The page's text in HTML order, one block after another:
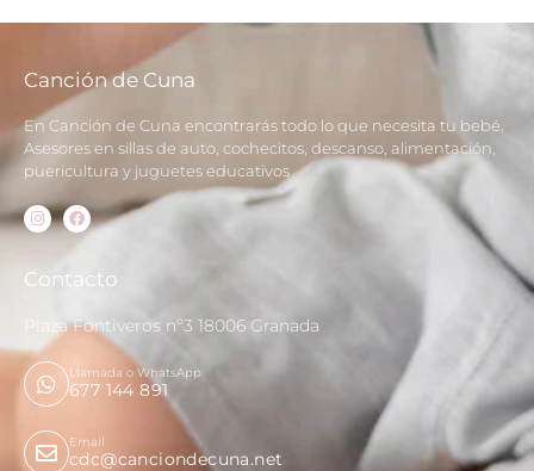
Canción de Cuna
En Canción de Cuna encontrarás todo lo que necesita tu bebé.
Asesores en sillas de auto, cochecitos, descanso, alimentación,
puericultura y juguetes educativos
Contacto
Plaza Fontiveros nº3 18006 Granada
Llamada o WhatsApp
677 144 891
Email
cdc@canciondecuna.net